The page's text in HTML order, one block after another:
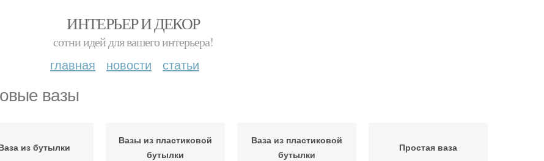
ИНТЕРЬЕР И ДЕКОР
сотни идей для вашего интерьера!
главная новости статьи
вазы
из бутылки
Вазы из пластиковой
бутылки
Ваза из пластиковой
бутылки
Простая ваза